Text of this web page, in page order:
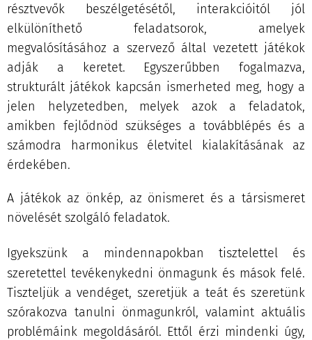
résztvevők beszélgetésétől, interakcióitól jól
elkülöníthető feladatsorok, amelyek
megvalósításához a szervező által vezetett játékok
adják a keretet. Egyszerűbben fogalmazva,
strukturált játékok kapcsán ismerheted meg, hogy a
jelen helyzetedben, melyek azok a feladatok,
amikben fejlődnöd szükséges a továbblépés és a
számodra harmonikus életvitel kialakításának az
érdekében.
A játékok az önkép, az önismeret és a társismeret
növelését szolgáló feladatok.
Igyekszünk a mindennapokban
tisztelettel és
szeretettel tevékenykedni önmagunk és mások felé.
Tiszteljük a vendéget, szeretjük a teát és szeretünk
szórakozva tanulni önmagunkról, valamint aktuális
problémáink megoldásáról. Ettől érzi mindenki úgy,